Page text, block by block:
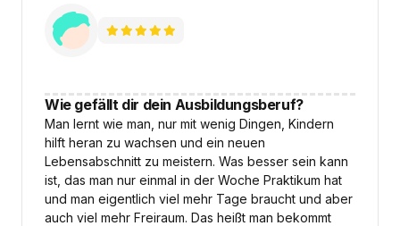
Wie gefällt dir dein Ausbildungsberuf?
Man lernt wie man, nur mit wenig Dingen, Kindern
hilft heran zu wachsen und ein neuen
Lebensabschnitt zu meistern. Was besser sein kann
ist, das man nur einmal in der Woche Praktikum hat
und man eigentlich viel mehr Tage braucht und aber
auch viel mehr Freiraum. Das heißt man bekommt